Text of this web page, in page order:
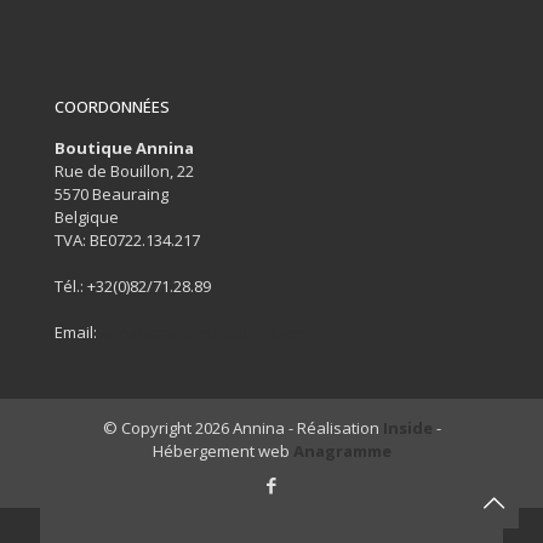
COORDONNÉES
Boutique Annina
Rue de Bouillon, 22
5570 Beauraing
Belgique
TVA: BE0722.134.217
Tél.: +32(0)82/71.28.89
Email:
© Copyright 2026 Annina - Réalisation Inside -
Hébergement web Anagramme